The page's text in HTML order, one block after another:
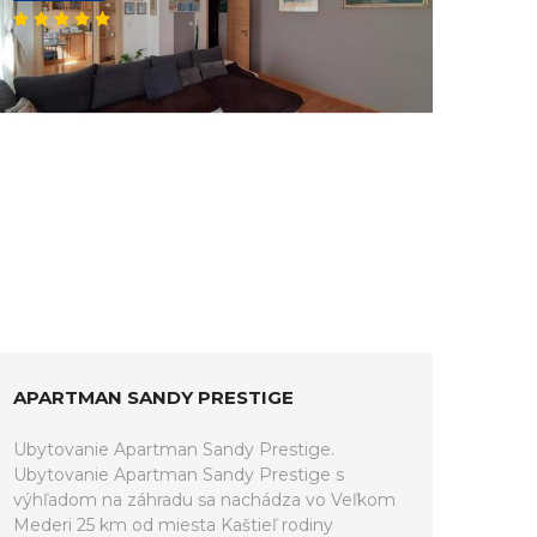
APARTMAN SANDY PRESTIGE
Ubytovanie Apartman Sandy Prestige.
Ubytovanie Apartman Sandy Prestige s
výhľadom na záhradu sa nachádza vo Veľkom
Mederi 25 km od miesta Kaštieľ rodiny